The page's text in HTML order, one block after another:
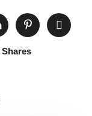
Shares